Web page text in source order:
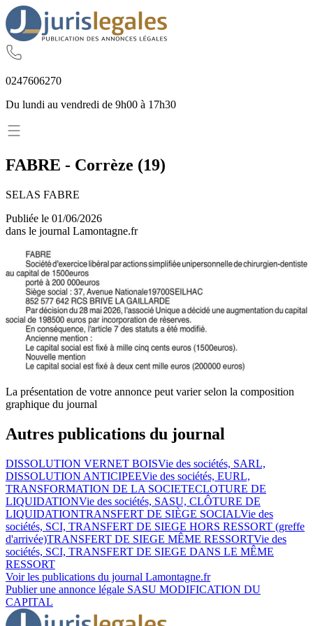
0247606270
Du lundi au vendredi de 9h00 à 17h30
FABRE - Corrèze (19)
SELAS FABRE
Publiée le 01/06/2026
dans le journal Lamontagne.fr
La présentation de votre annonce peut varier selon la composition
graphique du journal
Autres publications du journal
DISSOLUTION VERNET BOISVie des sociétés, SARL,
DISSOLUTION ANTICIPEEVie des sociétés, EURL,
TRANSFORMATION DE LA SOCIETECLOTURE DE
LIQUIDATIONVie des sociétés, SASU, CLÔTURE DE
LIQUIDATIONTRANSFERT DE SIÈGE SOCIALVie des
sociétés, SCI, TRANSFERT DE SIEGE HORS RESSORT (greffe
d'arrivée)TRANSFERT DE SIEGE MÊME RESSORTVie des
sociétés, SCI, TRANSFERT DE SIEGE DANS LE MÊME
RESSORT
Voir les publications du journal Lamontagne.fr
Publier une annonce légale SASU MODIFICATION DU
CAPITAL